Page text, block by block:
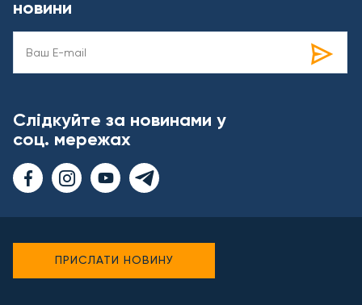
новини
Слідкуйте за новинами у
соц. мережах
ПРИСЛАТИ НОВИНУ